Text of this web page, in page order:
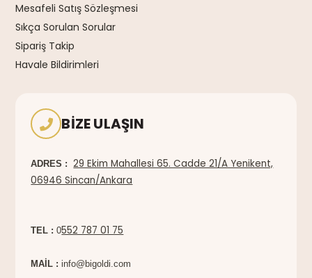
Mesafeli Satış Sözleşmesi
Sıkça Sorulan Sorular
Sipariş Takip
Havale Bildirimleri
BIZE ULAŞIN
ADRES :
29 Ekim Mahallesi 65. Cadde 21/A Yenikent,
06946 Sincan/Ankara
TEL : 0552 787 01 75
MAİL :info@bigoldi.com